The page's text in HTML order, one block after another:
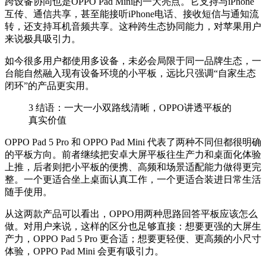
互传、通信共享，甚至能接听iPhone电话、接收短信与通知流
转，还支持耳机音频共享。这种跨生态协同能力，对苹果用户
来说极具吸引力。
如今很多用户都使用多设备，未必会局限于同一品牌生态，一
台能自然融入现有设备环境的小平板，远比只强调“自家生态
闭环”的产品更实用。
3 结语：一大一小双路线清晰，OPPO讲透平板的
真实价值
OPPO Pad 5 Pro 和 OPPO Pad Mini 代表了两种不同但都很明确
的平板方向。前者继续把安卓大屏平板往生产力和桌面化体验
上推，后者则把小平板的便携、高频和场景适配能力做得更完
整。一个更适合坐上桌面认真工作，一个更适合装进日常生活
随手使用。
从这两款产品可以看出，OPPO用两种思路回答平板应该怎么
做。对用户来说，这样的区分也足够直接：想要更强的大屏生
产力，OPPO Pad 5 Pro 更合适；想要更轻便、更高频的小尺寸
体验，OPPO Pad Mini 会更有吸引力。